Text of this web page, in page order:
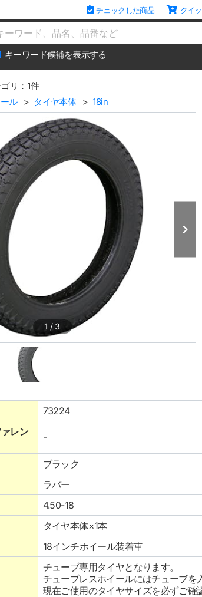
チェックした商品 クイ
キーワード候補を表示する
リ：1件
ル タイヤ本体 18in
1 / 3
73224
レン
-
ブラック
ラバー
4.50-18
タイヤ本体×1本
18インチホイール装着車
チューブ専用タイヤとなります。
チューブレスホイールにはチューブを
現在ご使用のタイヤサイズを必ずご確